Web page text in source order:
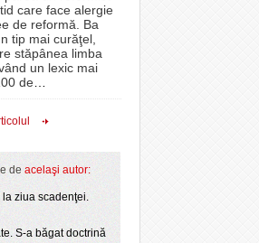
mii de oameni
Ziua Timișoarei
Orașului
proiectelor derulate de instituție din fonduri
europene/FOTO
ANAF oferă persoanelor fizice posibilitatea să
beneficieze de Declarația Unică 212
2025
CLIPURI VIDEO
JOCURI ONLINE
DIVERSE
FARMACII DIN
GRĂDINIŢE DIN TIMIŞ
PRIMĂRIILE DIN TIMIŞ
SFATUL MEDICULUI
care face alergie
de reformă. Ba
tip mai curăţel,
stăpânea limba
un lexic mai
de
de acelaşi autor:
ziua scadenţei.
S-a băgat doctrină